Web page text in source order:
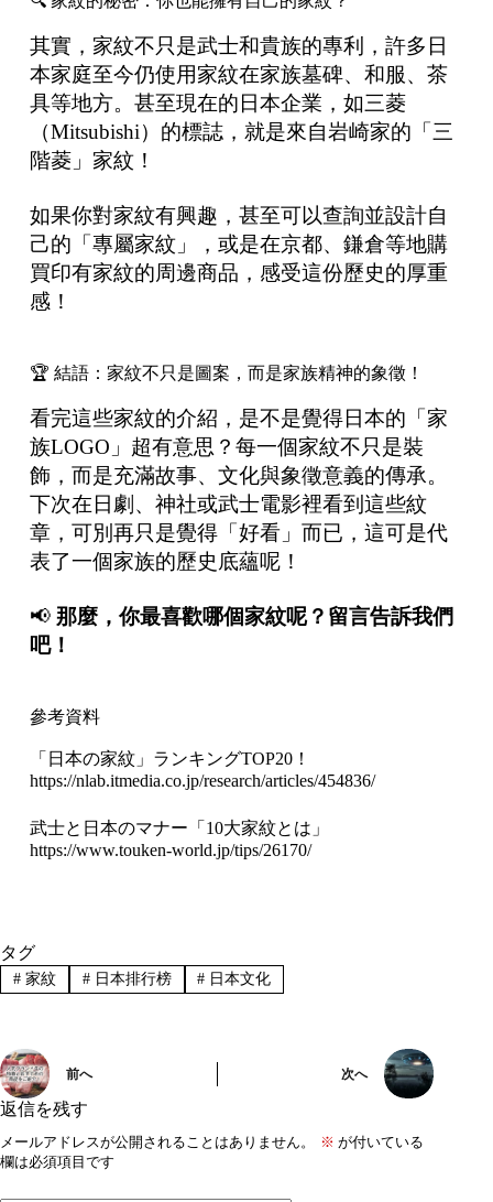
其實，家紋不只是武士和貴族的專利，許多日
本家庭至今仍使用家紋在家族墓碑、和服、茶
具等地方。甚至現在的日本企業，如三菱
（Mitsubishi）的標誌，就是來自岩崎家的「三
階菱」家紋！
如果你對家紋有興趣，甚至可以查詢並設計自
己的「專屬家紋」，或是在京都、鎌倉等地購
買印有家紋的周邊商品，感受這份歷史的厚重
感！
🏆 結語：家紋不只是圖案，而是家族精神的象徵！
看完這些家紋的介紹，是不是覺得日本的「家
族LOGO」超有意思？每一個家紋不只是裝
飾，而是充滿故事、文化與象徵意義的傳承。
下次在日劇、神社或武士電影裡看到這些紋
章，可別再只是覺得「好看」而已，這可是代
表了一個家族的歷史底蘊呢！
📢 那麼，你最喜歡哪個家紋呢？留言告訴我們
吧！
參考資料
「日本の家紋」ランキングTOP20！
https://nlab.itmedia.co.jp/research/articles/454836/
武士と日本のマナー「10大家紋とは」
https://www.touken-world.jp/tips/26170/
タグ
#家紋 #日本排行榜 # 日本文化
前へ 次へ
返信を残す
メールアドレスが公開されることはありません。 ※ が付いている
欄は必須項目です